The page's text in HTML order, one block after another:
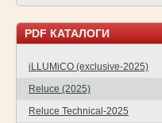
PDF КАТАЛОГИ
iLLUMiCO (exclusive-2025)
Reluce (2025)
Reluce Technical-2025